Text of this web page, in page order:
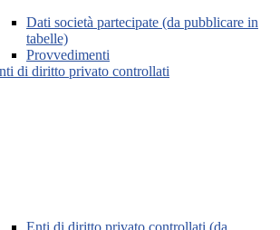
Dati società partecipate (da pubblicare in
tabelle)
Provvedimenti
di diritto privato controllati